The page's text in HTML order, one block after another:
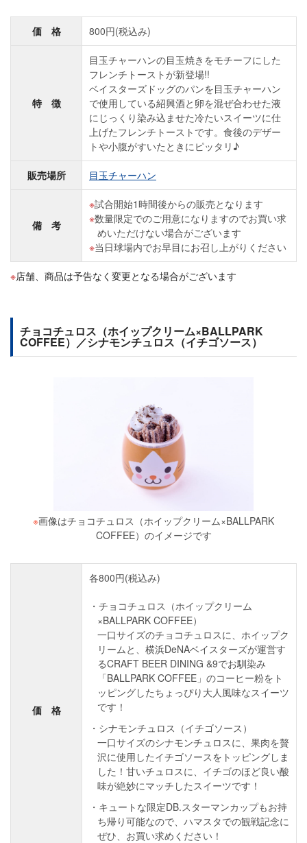
価 格 800円(税込み)
特 徴
目玉チャーハンの目玉焼きをモチーフにした
フレンチトーストが新登場!!
ベイスターズドッグのパンを目玉チャーハン
で使用している紹興酒と卵を混ぜ合わせた液
にじっくり染み込ませた冷たいスイーツに仕
上げたフレンチトーストです。食後のデザー
トや小腹がすいたときにピッタリ♪
販売場所 目玉チャーハン
備 考
試合開始1時間後からの販売となります
数量限定でのご用意になりますのでお買い求
めいただけない場合がございます
当日球場内でお早目にお召し上がりください
店舗、商品は予告なく変更となる場合がございます
チョコチュロス（ホイップクリーム×BALLPARK
COFFEE）／シナモンチュロス（イチゴソース）
※画像はチョコチュロス（ホイップクリーム×BALLPARK
COFFEE）のイメージです
価 格
各800円(税込み)
チョコチュロス（ホイップクリーム
×BALLPARK COFFEE）
一口サイズのチョコチュロスに、ホイップク
リームと、横浜DeNAベイスターズが運営す
るCRAFT BEER DINING &9でお馴染み
「BALLPARK COFFEE」のコーヒー粉をト
ッピングしたちょっぴり大人風味なスイーツ
です！
シナモンチュロス（イチゴソース）
一口サイズのシナモンチュロスに、果肉を贅
沢に使用したイチゴソースをトッピングしま
した！甘いチュロスに、イチゴのほど良い酸
味が絶妙にマッチしたスイーツです！
キュートな限定DB.スターマンカップもお持
ち帰り可能なので、ハマスタでの観戦記念に
ぜひ、お買い求めください！